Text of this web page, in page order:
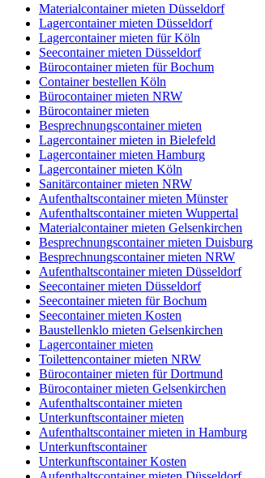
Materialcontainer mieten Düsseldorf
Lagercontainer mieten Düsseldorf
Lagercontainer mieten für Köln
Seecontainer mieten Düsseldorf
Bürocontainer mieten für Bochum
Container bestellen Köln
Bürocontainer mieten NRW
Bürocontainer mieten
Besprechnungscontainer mieten
Lagercontainer mieten in Bielefeld
Lagercontainer mieten Hamburg
Lagercontainer mieten Köln
Sanitärcontainer mieten NRW
Aufenthaltscontainer mieten Münster
Aufenthaltscontainer mieten Wuppertal
Materialcontainer mieten Gelsenkirchen
Besprechnungscontainer mieten Duisburg
Besprechnungscontainer mieten NRW
Aufenthaltscontainer mieten Düsseldorf
Seecontainer mieten Düsseldorf
Seecontainer mieten für Bochum
Seecontainer mieten Kosten
Baustellenklo mieten Gelsenkirchen
Lagercontainer mieten
Toilettencontainer mieten NRW
Bürocontainer mieten für Dortmund
Bürocontainer mieten Gelsenkirchen
Aufenthaltscontainer mieten
Unterkunftscontainer mieten
Aufenthaltscontainer mieten in Hamburg
Unterkunftscontainer
Unterkunftscontainer Kosten